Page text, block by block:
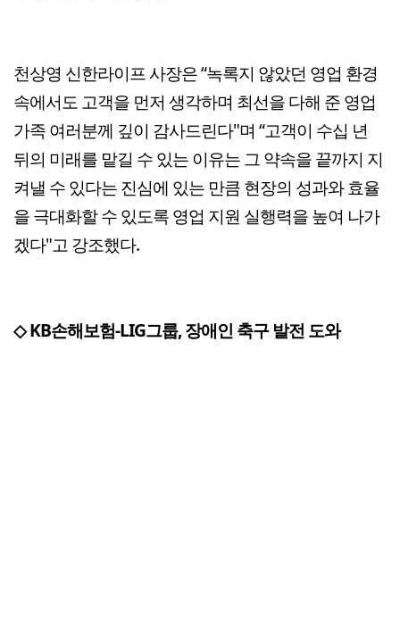
천상영 신한라이프 사장은 “녹록지 않았던 영업 환경
속에서도 고객을 먼저 생각하며 최선을 다해 준 영업
가족 여러분께 깊이 감사드린다"며 “고객이 수십 년
뒤의 미래를 맡길 수 있는 이유는 그 약속을 끝까지 지
켜낼 수 있다는 진심에 있는 만큼 현장의 성과와 효율
을 극대화할 수 있도록 영업 지원 실행력을 높여 나가
겠다"고 강조했다.
◇ KB손해보험-LIG그룹, 장애인 축구 발전 도와